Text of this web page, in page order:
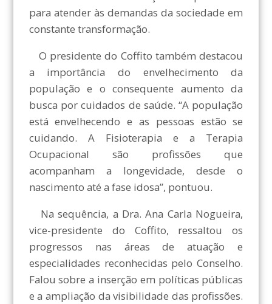
para atender às demandas da sociedade em
constante transformação.
O presidente do Coffito também destacou
a importância do envelhecimento da
população e o consequente aumento da
busca por cuidados de saúde. “A população
está envelhecendo e as pessoas estão se
cuidando. A Fisioterapia e a Terapia
Ocupacional são profissões que
acompanham a longevidade, desde o
nascimento até a fase idosa”, pontuou.
Na sequência, a Dra. Ana Carla Nogueira,
vice-presidente do Coffito, ressaltou os
progressos nas áreas de atuação e
especialidades reconhecidas pelo Conselho.
Falou sobre a inserção em políticas públicas
e a ampliação da visibilidade das profissões.